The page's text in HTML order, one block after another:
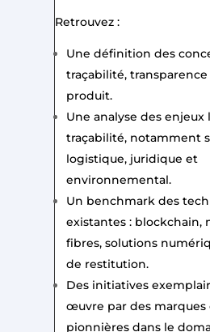
Retrouvez :
Une définition des
traçabilité,
produit.
Une analyse des enjeux
traçabilité, notamment
logistique, juridique et
environnemental.
Un benchmark des
existantes : blockchain,
fibres, solutions
de restitution.
Des initiatives
œuvre par des
pionnières dans le